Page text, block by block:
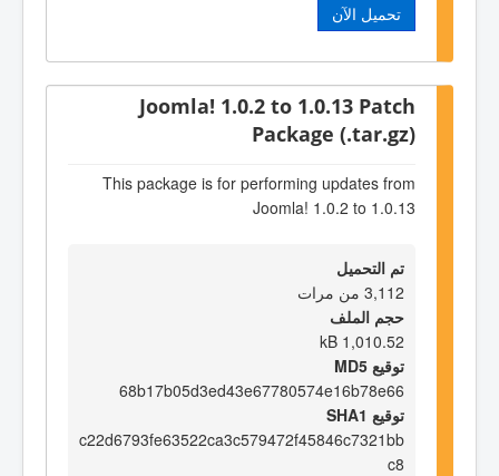
تحميل الآن
Joomla! 1.0.2 to 1.0.13 Patch
Package (.tar.gz)
This package is for performing updates from
Joomla! 1.0.2 to 1.0.13
تم التحميل
3,112 من مرات
حجم الملف
1,010.52 kB
توقيع MD5
68b17b05d3ed43e67780574e16b78e66
توقيع SHA1
c22d6793fe63522ca3c579472f45846c7321bb
c8